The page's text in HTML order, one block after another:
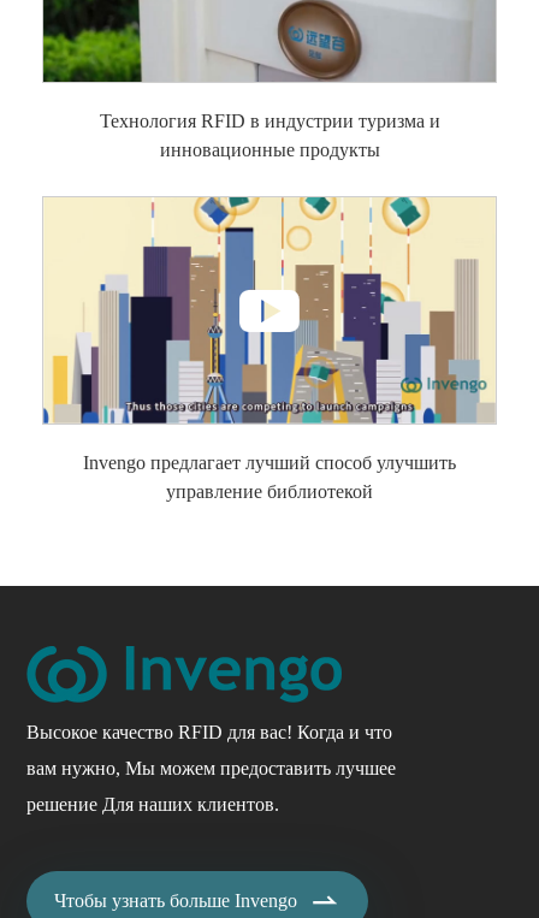
Технология RFID в индустрии туризма и
инновационные продукты

Invengo предлагает лучший способ улучшить
управление библиотекой
Высокое качество RFID для вас! Когда и что
вам нужно, Мы можем предоставить лучшее
решение Для наших клиентов.
Чтобы узнать больше Invengo 